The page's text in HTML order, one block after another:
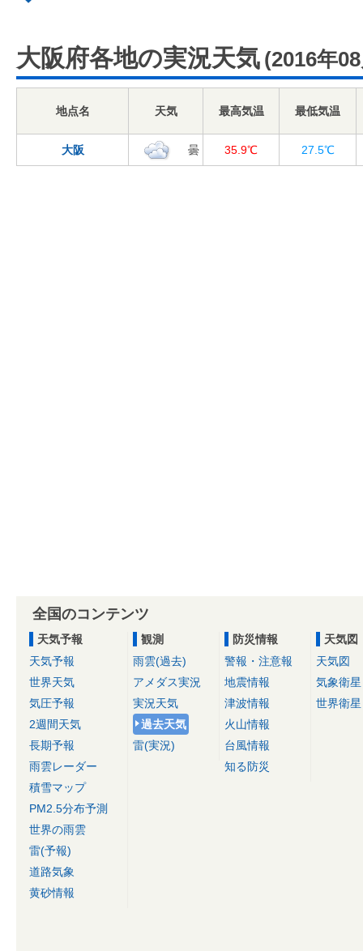
大阪府各地の実況天気 (2016年
地点名 天気 最高気温 最低気温
大阪 曇 35.9℃ 27.5℃
全国のコンテンツ
天気予報
天気予報
世界天気
気圧予報
2週間天気
長期予報
雨雲レーダー
積雪マップ
PM2.5分布予測
世界の雨雲
雷(予報)
道路気象
黄砂情報
観測
雨雲(過去)
アメダス実況
実況天気
過去天気
雷(実況)
防災情報
警報・注意報
地震情報
津波情報
火山情報
台風情報
知る防災
天気図
天気図
気象衛星
世界衛星